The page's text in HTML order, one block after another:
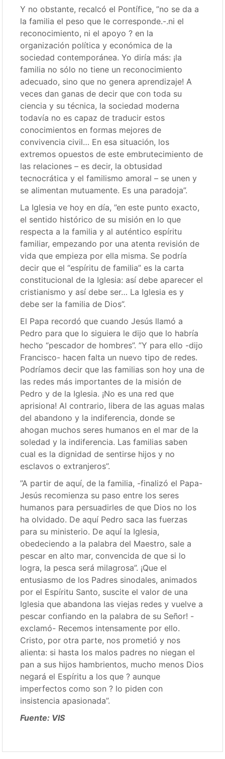
Y no obstante, recalcó el Pontífice, ”no se da a
la familia el peso que le corresponde.-.ni el
reconocimiento, ni el apoyo ? en la
organización política y económica de la
sociedad contemporánea. Yo diría más: ¡la
familia no sólo no tiene un reconocimiento
adecuado, sino que no genera aprendizaje! A
veces dan ganas de decir que con toda su
ciencia y su técnica, la sociedad moderna
todavía no es capaz de traducir estos
conocimientos en formas mejores de
convivencia civil… En esa situación, los
extremos opuestos de este embrutecimiento de
las relaciones – es decir, la obtusidad
tecnocrática y el familismo amoral – se unen y
se alimentan mutuamente. Es una paradoja”.
La Iglesia ve hoy en día, ”en este punto exacto,
el sentido histórico de su misión en lo que
respecta a la familia y al auténtico espíritu
familiar, empezando por una atenta revisión de
vida que empieza por ella misma. Se podría
decir que el “espíritu de familia” es la carta
constitucional de la Iglesia: así debe aparecer el
cristianismo y así debe ser… La Iglesia es y
debe ser la familia de Dios”.
El Papa recordó que cuando Jesús llamó a
Pedro para que lo siguiera le dijo que lo habría
hecho “pescador de hombres”. ”Y para ello -dijo
Francisco- hacen falta un nuevo tipo de redes.
Podríamos decir que las familias son hoy una de
las redes más importantes de la misión de
Pedro y de la Iglesia. ¡No es una red que
aprisiona! Al contrario, libera de las aguas malas
del abandono y la indiferencia, donde se
ahogan muchos seres humanos en el mar de la
soledad y la indiferencia. Las familias saben
cual es la dignidad de sentirse hijos y no
esclavos o extranjeros”.
”A partir de aquí, de la familia, -finalizó el Papa-
Jesús recomienza su paso entre los seres
humanos para persuadirles de que Dios no los
ha olvidado. De aquí Pedro saca las fuerzas
para su ministerio. De aquí la Iglesia,
obedeciendo a la palabra del Maestro, sale a
pescar en alto mar, convencida de que si lo
logra, la pesca será milagrosa”. ¡Que el
entusiasmo de los Padres sinodales, animados
por el Espíritu Santo, suscite el valor de una
Iglesia que abandona las viejas redes y vuelve a
pescar confiando en la palabra de su Señor! -
exclamó- Recemos intensamente por ello.
Cristo, por otra parte, nos prometió y nos
alienta: si hasta los malos padres no niegan el
pan a sus hijos hambrientos, mucho menos Dios
negará el Espíritu a los que ? aunque
imperfectos como son ? lo piden con
insistencia apasionada”.
Fuente: VIS